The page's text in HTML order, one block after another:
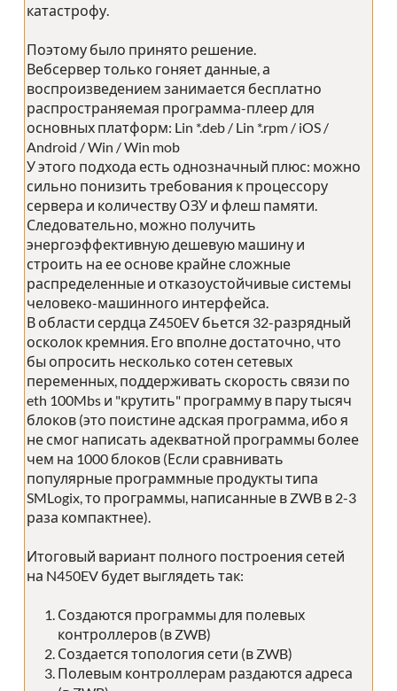
катастрофу.
Поэтому было принято решение.
Вебсервер только гоняет данные, а
воспроизведением занимается бесплатно
распространяемая программа-плеер для
основных платформ: Lin *.deb / Lin *.rpm / iOS /
Android / Win / Win mob
У этого подхода есть однозначный плюс: можно
сильно понизить требования к процессору
сервера и количеству ОЗУ и флеш памяти.
Следовательно, можно получить
энергоэффективную дешевую машину и
строить на ее основе крайне сложные
распределенные и отказоустойчивые системы
человеко-машинного интерфейса.
В области сердца Z450EV бьется 32-разрядный
осколок кремния. Его вполне достаточно, что
бы опросить несколько сотен сетевых
переменных, поддерживать скорость связи по
eth 100Mbs и "крутить" программу в пару тысяч
блоков (это поистине адская программа, ибо я
не смог написать адекватной программы более
чем на 1000 блоков (Если сравнивать
популярные программные продукты типа
SMLogix, то программы, написанные в ZWB в 2-3
раза компактнее).
Итоговый вариант полного построения сетей
на N450EV будет выглядеть так:
Создаются программы для полевых
контроллеров (в ZWB)
Создается топология сети (в ZWB)
Полевым контроллерам раздаются адреса